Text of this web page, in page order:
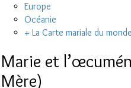
Europe
Océanie
+ La Carte mariale du monde
Marie et
Mère)